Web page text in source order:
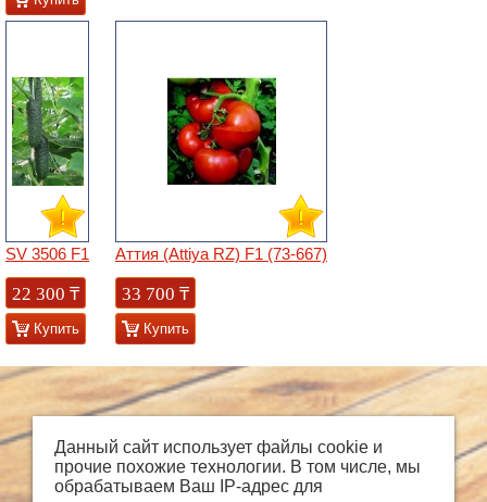
SV 3506 F1
22 300 ₸
Купить
Аттия (Attiya RZ) F1 (73-667)
33 700 ₸
Купить
Данный сайт использует файлы cookie и
прочие похожие технологии. В том числе, мы
обрабатываем Ваш IP-адрес для